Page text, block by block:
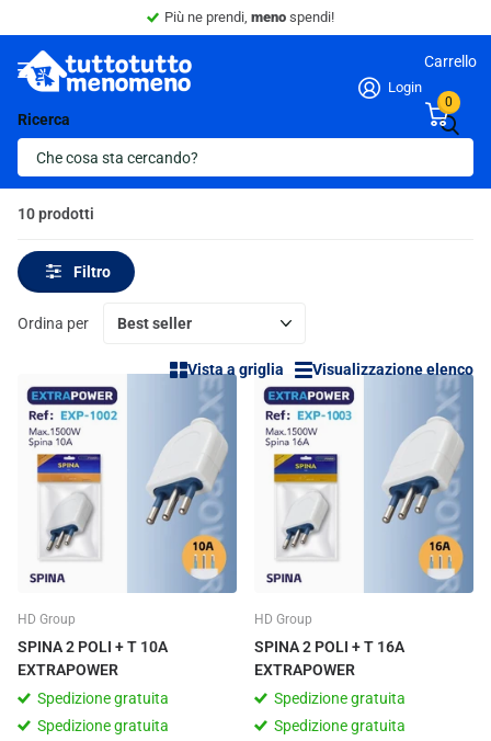
Più ne prendi, meno spendi!
Ricerca
Login
Carrello
0
Homepage
Accessori Elettronici
10 prodotti
Filtro
Vista a griglia Visualizzazione elenco
Ordina per
HD Group
SPINA 2 POLI + T 10A
EXTRAPOWER
Spedizione gratuita
Spedizione gratuita
HD Group
SPINA 2 POLI + T 16A
EXTRAPOWER
Spedizione gratuita
Spedizione gratuita